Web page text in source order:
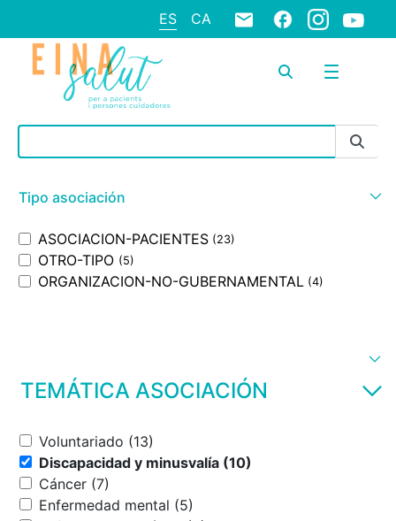
ES CA
Barra de búsqueda
Tipo asociación
ASOCIACION-PACIENTES (23)
OTRO-TIPO (5)
ORGANIZACION-NO-GUBERNAMENTAL (4)
TEMÁTICA ASOCIACIÓN
Voluntariado (13)
Discapacidad y minusvalía (10)
Cáncer (7)
Enfermedad mental (5)